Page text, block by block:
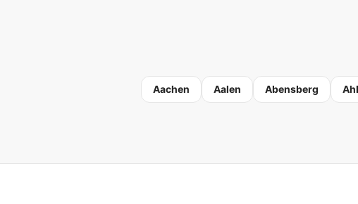
Aachen Aalen Abensberg